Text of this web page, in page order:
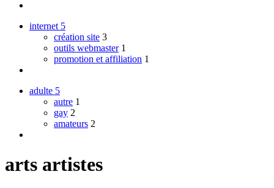
internet 5
création site 3
outils webmaster 1
promotion et affiliation 1
adulte 5
autre 1
gay 2
amateurs 2
arts artistes